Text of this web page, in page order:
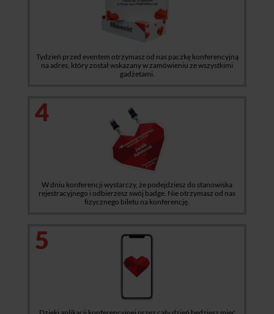
Tydzień przed eventem otrzymasz od nas paczkę konferencyjną
na adres, który został wskazany w zamówieniu ze wszystkimi
gadżetami.
4
W dniu konferencji wystarczy, że podejdziesz do stanowiska
rejestracyjnego i odbierzesz swój badge. Nie otrzymasz od nas
fizycznego biletu na konferencję.
5